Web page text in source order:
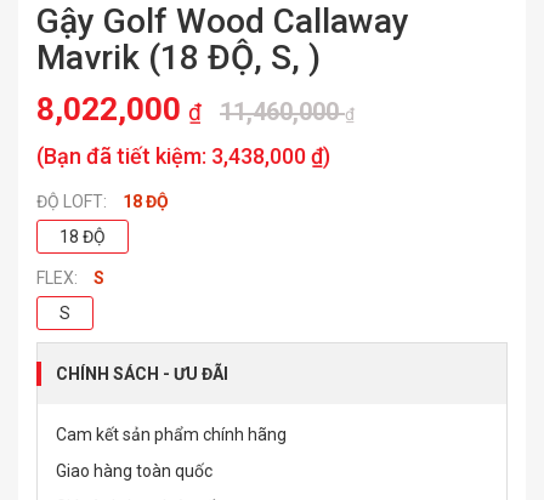
Gậy Golf Wood Callaway
Mavrik (18 ĐỘ, S, )
8,022,000 ₫ 11,460,000₫
(Bạn đã tiết kiệm: 3,438,000 ₫)
ĐỘ LOFT:
18 ĐỘ
18 ĐỘ
FLEX:
S
S
CHÍNH SÁCH - ƯU ĐÃI
Cam kết sản phẩm chính hãng
Giao hàng toàn quốc